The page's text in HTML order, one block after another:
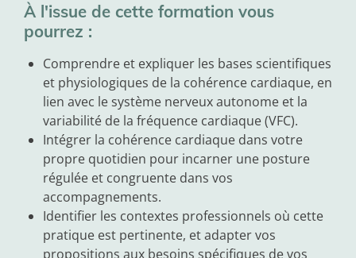
À l'issue de cette formation vous
pourrez :
Comprendre et expliquer les bases scientifiques
et physiologiques de la cohérence cardiaque, en
lien avec le système nerveux autonome et la
variabilité de la fréquence cardiaque (VFC).
Intégrer la cohérence cardiaque dans votre
propre quotidien pour incarner une posture
régulée et congruente dans vos
accompagnements.
Identifier les contextes professionnels où cette
pratique est pertinente, et adapter vos
propositions aux besoins spécifiques de vos